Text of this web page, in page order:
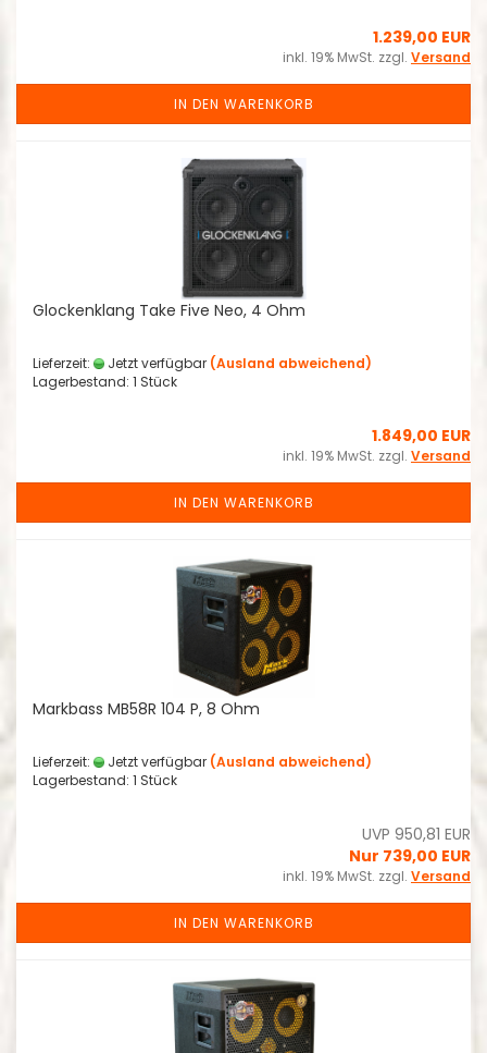
1.239,00 EUR
inkl. 19% MwSt. zzgl. Versand
IN DEN WARENKORB
Glockenklang Take Five Neo, 4 Ohm
Lieferzeit: Jetzt verfügbar (Ausland abweichend)
Lagerbestand: 1 Stück
1.849,00 EUR
inkl. 19% MwSt. zzgl. Versand
IN DEN WARENKORB
Markbass MB58R 104 P, 8 Ohm
Lieferzeit: Jetzt verfügbar (Ausland abweichend)
Lagerbestand: 1 Stück
UVP 950,81 EUR
Nur 739,00 EUR
inkl. 19% MwSt. zzgl. Versand
IN DEN WARENKORB